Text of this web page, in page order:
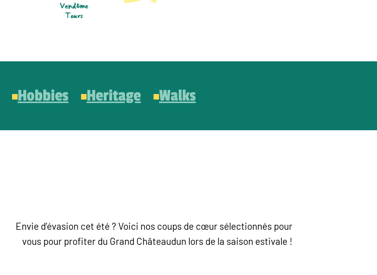
Hobbies Heritage Walks
Envie d’évasion cet été ? Voici nos coups de cœur sélectionnés pour
vous pour profiter du Grand Châteaudun lors de la saison estivale !